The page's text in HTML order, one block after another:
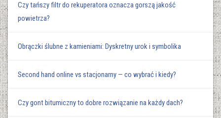
Czy tańszy filtr do rekuperatora oznacza gorszą jakość
powietrza?
Obrączki ślubne z kamieniami: Dyskretny urok i symbolika
Second hand online vs stacjonarny — co wybrać i kiedy?
Czy gont bitumiczny to dobre rozwiązanie na każdy dach?